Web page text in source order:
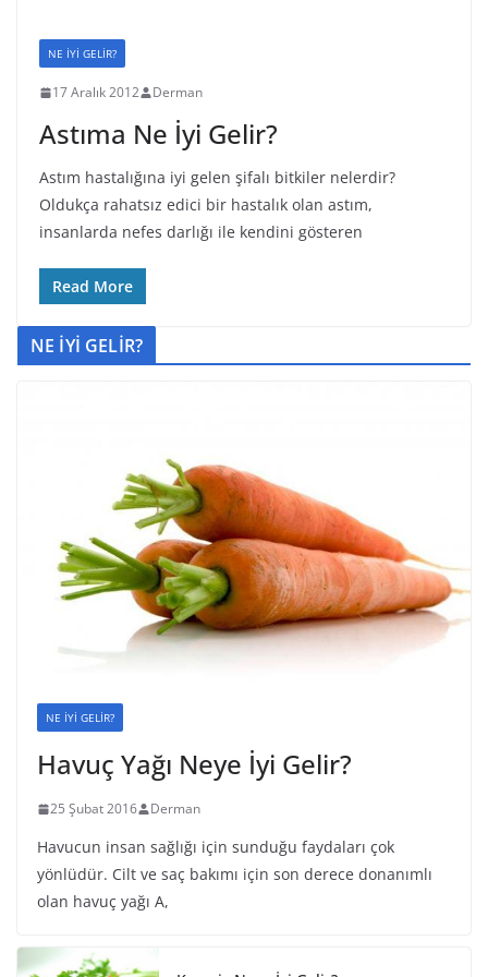
NE İYİ GELİR?
17 Aralık 2012 Derman
Astıma Ne İyi Gelir?
Astım hastalığına iyi gelen şifalı bitkiler nelerdir?
Oldukça rahatsız edici bir hastalık olan astım,
insanlarda nefes darlığı ile kendini gösteren
Read More
NE İYİ GELİR?
NE İYİ GELİR?
Havuç Yağı Neye İyi Gelir?
25 Şubat 2016 Derman
Havucun insan sağlığı için sunduğu faydaları çok
yönlüdür. Cilt ve saç bakımı için son derece donanımlı
olan havuç yağı A,